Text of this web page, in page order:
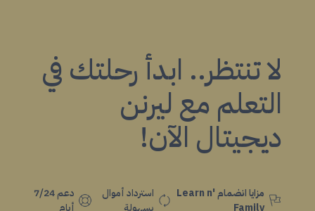
لا تنتظر.. ابدأ رحلتك في
التعلم مع ليرنن
ديجيتال الآن!
مزايا انضمام Learn n'
Family
استرداد أموال
بسهولة
دعم 7/24
أيام